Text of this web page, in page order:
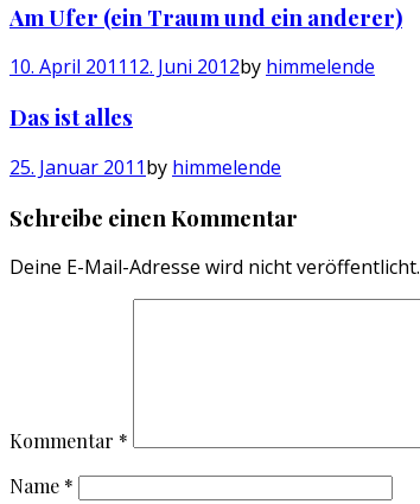
Am Ufer (ein Traum und ein anderer)
10. April 2011 12. Juni 2012by himmelende
Das ist alles
25. Januar 2011by himmelende
Schreibe einen Kommentar
Deine E-Mail-Adresse wird nicht veröffentlicht.
Kommentar *
Name *